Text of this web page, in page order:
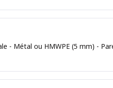
- Métal ou HMWPE (5 mm) -